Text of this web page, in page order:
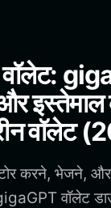
वॉलेट
करने, भेजने,
वॉलेट